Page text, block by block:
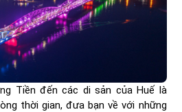
Tiền đến các di sản của Huế là
thời gian, đưa bạn về với những